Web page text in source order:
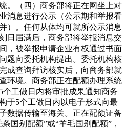
。（四）商务部将正在网坐上对
消息进行公示（公示期和举报看
）。任何从体均可就所公示消息
日届满后，商务部将举报消息交
，被举报申请企业有权通过书面
题向委托机构提出。委托机构核
成查询拜访核实后，向商务部就
环境。商务部正在配额办理系统
工做日内将审批成果通知商务
于5个工做日内以电子形式向最
数据传输至海关。正在配额证备
国别配额”或“羊毛国别配额”，